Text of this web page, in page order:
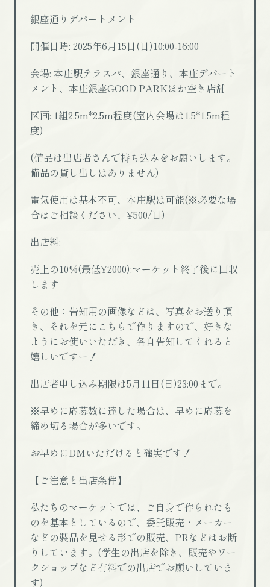
銀座通りデパートメント
開催日時: 2025年6月15日(日)10:00-16:00
会場: 本庄駅テラスバ、銀座通り、本庄デパート
メント、本庄銀座GOOD PARKほか空き店舗
区画: 1組2.5m*2.5m程度(室内会場は1.5*1.5m程
度)
(備品は出店者さんで持ち込みをお願いします。
備品の貸し出しはありません)
電気使用は基本不可、本庄駅は可能(※必要な場
合はご相談ください、¥500/日)
出店料:
売上の10%(最低¥2000):マーケット終了後に回収
します
その他：告知用の画像などは、写真をお送り頂
き、それを元にこちらで作りますので、好きな
ようにお使いいただき、各自告知してくれると
嬉しいですー！
出店者申し込み期限は5月11日(日)23:00まで。
※早めに応募数に達した場合は、早めに応募を
締め切る場合が多いです。
お早めにDMいただけると確実です！
【ご注意と出店条件】
私たちのマーケットでは、ご自身で作られたも
のを基本としているので、委託販売・メーカー
などの製品を見せる形での販売、PRなどはお断
りしています。(学生の出店を除き、販売やワー
クショップなど有料での出店でお願いしていま
す)